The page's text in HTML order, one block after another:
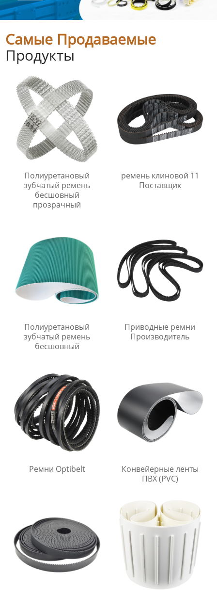
Самые Продаваемые
Продукты
Полиуретановый
зубчатый ремень
бесшовный
прозрачный
ремень клиновой 11
Поставщик
Полиуретановый
зубчатый ремень
бесшовный
Приводные ремни
Производитель
Ремни Optibelt
Конвейерные ленты
ПВХ (PVC)